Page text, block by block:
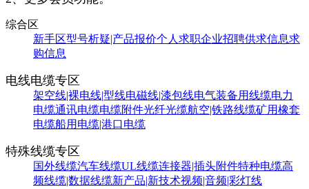
综合区
新手区型号析疑|产品报价个人求职企业招聘供求信息求
购信息
电线电缆专区
架空线|裸电线|型线电磁线|漆包线电气装备用线缆电力
电缆通讯电缆电缆附件光纤光缆航空|铁路线缆矿用橡套
电缆船用电缆|港口电缆
特殊线缆专区
国外线缆汽车线缆UL线缆连接器|插头附件特种电缆高
频线缆|数据线缆新产品|新技术视频|音频|彩灯线